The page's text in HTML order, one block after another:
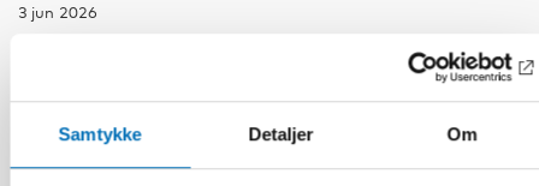
Samtykke Detaljer Om
3 jun 2026